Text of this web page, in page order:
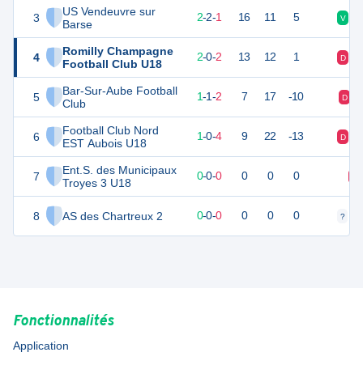
3
US Vendeuvre sur
Barse
4
Romilly Champagne
Football Club U18
5
Bar-Sur-Aube Football
Club
6
Football Club Nord
EST Aubois U18
7
Ent.S. des Municipaux
Troyes 3 U18
8 AS des Chartreux 2
8 2-2-1 16 11 5 V
5 5 2-0-2 13 12 1 D
3 5 1-1-2 7 17 -10 D
3 1-0-4 9 22 -13 D
0 0 0-0-0 0 0 0
0 0-0-0 0 0 0 ?
Fonctionnalités
Application